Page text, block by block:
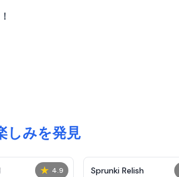
しみを発見
★ 4.9 Sprunki Relish